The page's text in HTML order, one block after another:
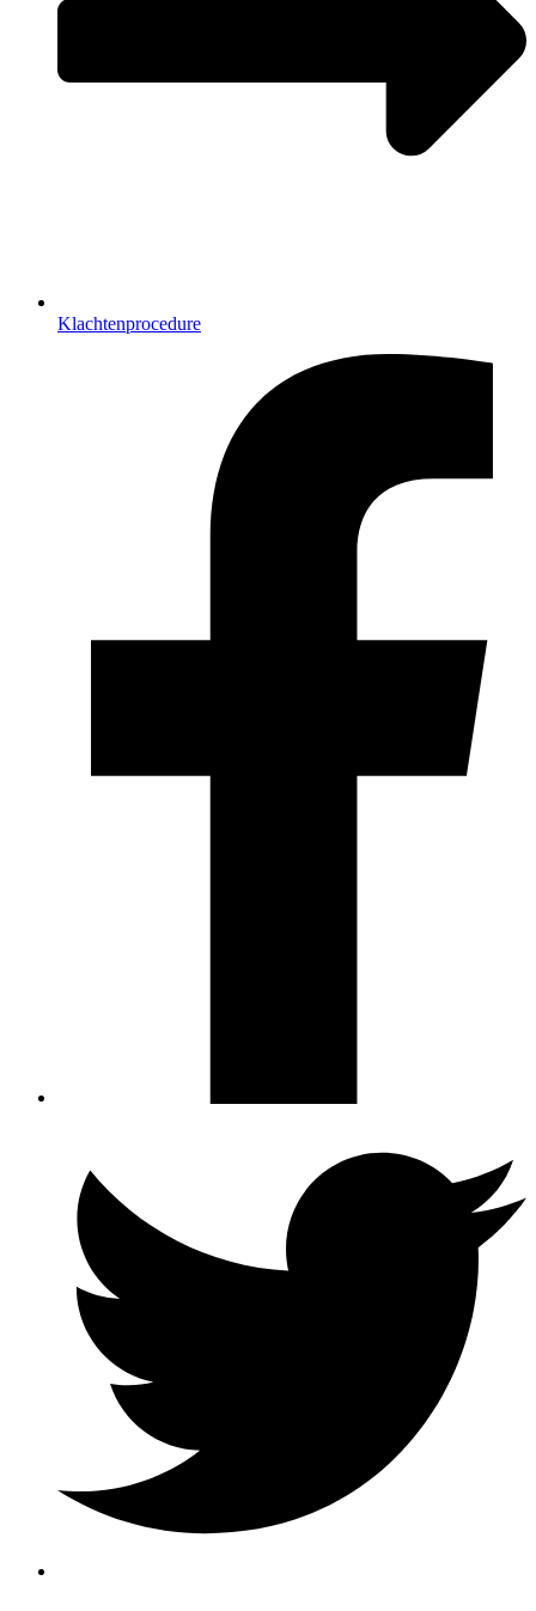
Klachtenprocedure